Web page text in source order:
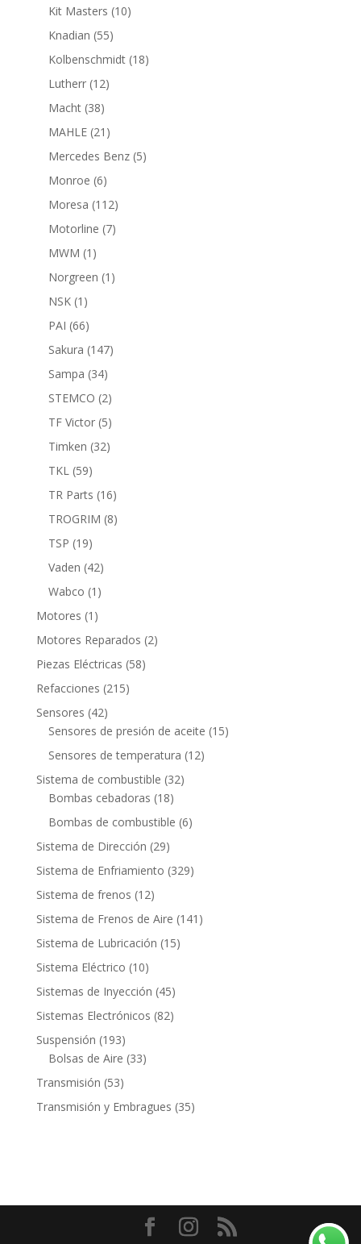
Kit Masters 1010
Knadian 5555
productos
Kolbenschmidt 1818
Lutherr 1212
Macht 3838
productos
MAHLE 21 21
productos
Mercedes Benz 55
Monroe 66
productos
Moresa 112112
productos
Motorline 77
MWM 1 1
producto
Norgreen 1 1
NSK 1 1
producto
PAI 6666
productos
Sakura 147147
Sampa 3434
productos
STEMCO 22
productos
TF Victor 55
productos
Timken 3232
TKL 5959
productos
TR Parts 1616
productos
TROGRIM 88
TSP 1919
productos
Vaden 4242
productos
Wabco 1 1
producto
Motores 1 1
producto
Motores Reparados 22
Piezas Eléctricas 5858
Refacciones 215215
Sensores 4242
productos
Sensores de presión de aceite 1515
Sensores de temperatura 1212
Sistema de combustible 3232
Bombas cebadoras 1818
productos
Bombas de combustible 66
Sistema de Dirección 2929
productos
Sistema de Enfriamiento 329329
Sistema de frenos 1212
productos
Sistema de Frenos de Aire 141 141
Sistema de Lubricación 1515
Sistema Eléctrico 1010
productos
Sistemas de Inyección 4545
productos
Sistemas Electrónicos 8282
Suspensión 193193
productos
Bolsas de Aire 3333
Transmisión 5353
productos
Transmisión y Embragues 3535